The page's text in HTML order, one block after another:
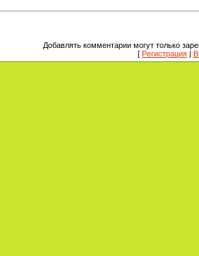
Добавлять комментарии могут только
[ Регистрация